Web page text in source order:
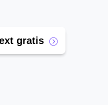
gratis